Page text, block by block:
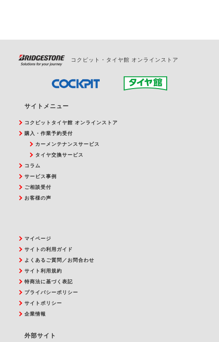
コクピット・タイヤ館 オンラインストア
サイトメニュー
コクピットタイヤ館 オンラインストア
購入・作業予約受付
カーメンテナンスサービス
タイヤ交換サービス
コラム
サービス事例
ご相談受付
お客様の声
マイページ
サイトの利用ガイド
よくあるご質問／お問合わせ
サイト利用規約
特商法に基づく表記
プライバシーポリシー
サイトポリシー
企業情報
外部サイト